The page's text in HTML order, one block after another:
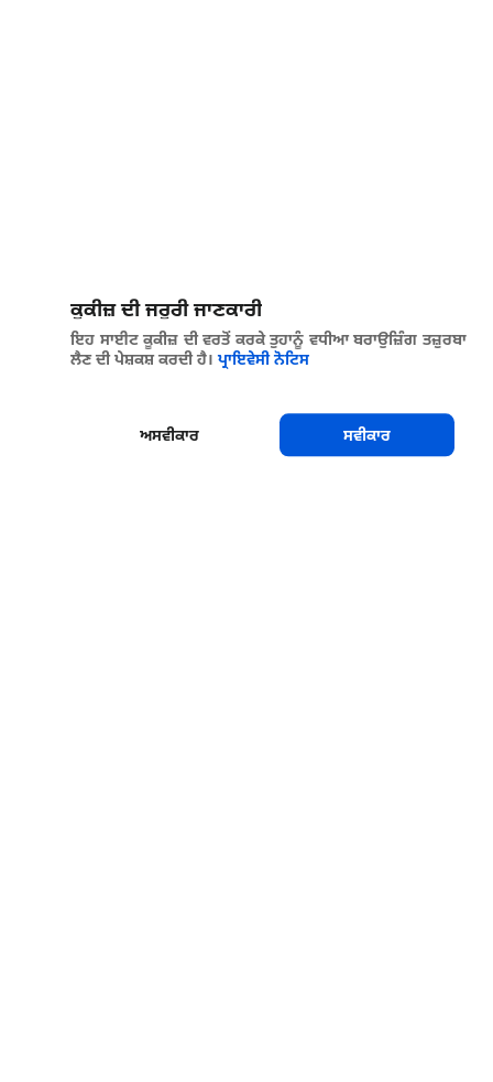
ਕੂਕੀਜ਼ ਦੀ ਜਰੂਰੀ ਜਾਣਕਾਰੀ
ਇਹ ਸਾਈਟ ਕੂਕੀਜ਼ ਦੀ ਵਰਤੋਂ ਕਰਕੇ ਤੁਹਾਨੂੰ ਵਧੀਆ ਬਰਾਉਜ਼ਿੰਗ ਤਜ਼ੁਰਬਾ
ਲੈਣ ਦੀ ਪੇਸ਼ਕਸ਼ ਕਰਦੀ ਹੈ।ਪ੍ਰਾਇਵੇਸੀ ਨੋਟਿਸ
ਅਸਵੀਕਾਰ ਸਵੀਕਾਰ